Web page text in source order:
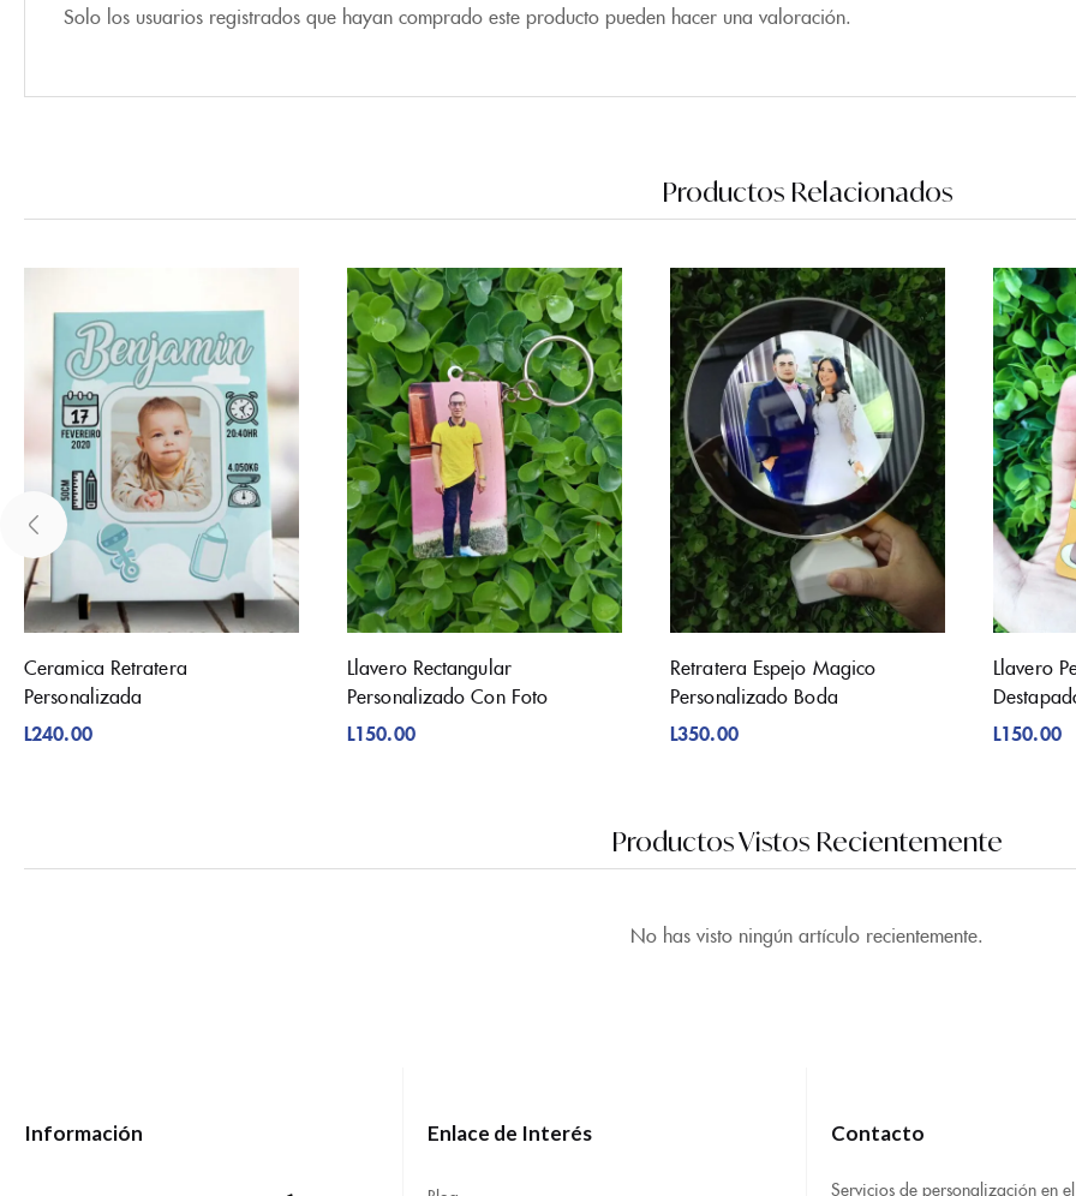
Solo los usuarios registrados que hayan comprado este producto pueden hacer una valoración.
Productos Relacionados
Ceramica Retratera
Personalizada
L240.00
Llavero Rectangular
Personalizado Con Foto
L150.00
Retratera Espejo Magico
Personalizado Boda
L350.00
Llavero
L150.00
Productos Vistos Recientemente
No has visto ningún artículo recientemente.
Información Enlace de Interés Contacto
Servicios de personalización en el